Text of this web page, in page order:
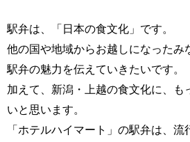
駅弁は、「日本の食文化」です。
他の国や地域からお越しになったみ
駅弁の魅力を伝えていきたいです。
加えて、新潟・上越の食文化に、も
いと思います。
「ホテルハイマート」の駅弁は、